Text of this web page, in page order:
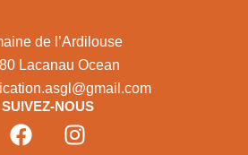
de l’Ardilouse
Lacanau Ocean
SUIVEZ-NOUS